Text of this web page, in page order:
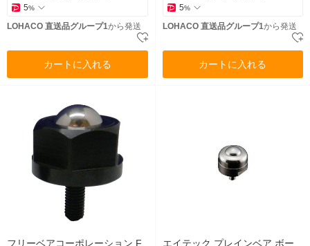
5%
LOHACO 直送品グループ1から発送
カートに入れる
5%
LOHACO 直送品グループ1から発送
カートに入れる
フリーベアコーポレーション F
エイテック プレインベア ボー